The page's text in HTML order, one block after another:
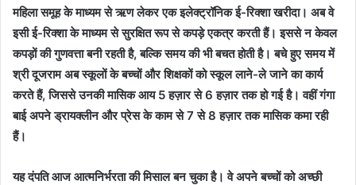
महिला समूह के माध्यम से ऋण लेकर एक इलेक्ट्रॉनिक ई-रिक्शा खरीदा। अब वे
इसी ई-रिक्शा के माध्यम से सुरक्षित रूप से कपड़े एकत्र करती हैं। इससे न केवल
कपड़ों की गुणवत्ता बनी रहती है, बल्कि समय की भी बचत होती है। बचे हुए समय में
श्री दूजराम अब स्कूलों के बच्चों और शिक्षकों को स्कूल लाने-ले जाने का कार्य
करते हैं, जिससे उनकी मासिक आय 5 हज़ार से 6 हज़ार तक हो गई है। वहीं गंगा
बाई अपने ड्रायक्लीन और प्रेस के काम से 7 से 8 हज़ार तक मासिक कमा रही
हैं।
यह दंपति आज आत्मनिर्भरता की मिसाल बन चुका है। वे अपने बच्चों को अच्छी